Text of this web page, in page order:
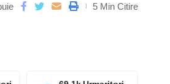
5 Min Citire